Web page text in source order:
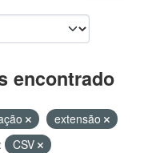
encontrado
extensão
CSV